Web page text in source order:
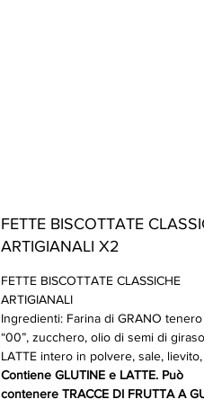
FETTE BISCOTTATE
ARTIGIANALI X2
FETTE BISCOTTATE CLASSICHE
ARTIGIANALI
Ingredienti: Farina di GRANO
“00”, zucchero, olio di semi di
LATTE intero in polvere, sale,
Contiene GLUTINE e LATTE. Può
contenere TRACCE DI FRUTTA A